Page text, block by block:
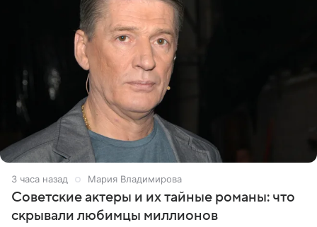
3 часа назад Мария Владимирова
Советские актеры и их тайные романы: что
скрывали любимцы миллионов